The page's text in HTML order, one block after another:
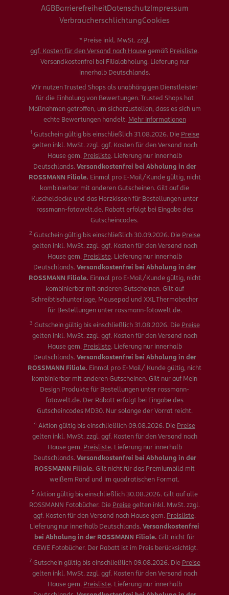
AGBBarrierefreiheitDatenschutzImpressum
VerbraucherschlichtungCookies
* Preise inkl. MwSt. zzgl.
ggf. Kosten für den Versand nach Hause gemäß Preisliste.
Versandkostenfrei bei Filialabholung. Lieferung nur
innerhalb Deutschlands.
Wir nutzen Trusted Shops als unabhängigen Dienstleister
für die Einholung von Bewertungen. Trusted Shops hat
Maßnahmen getroffen, um sicherzustellen, dass es sich um
echte Bewertungen handelt. Mehr Informationen
1 Gutschein gültig bis einschließlich 31.08.2026. Die Preise
gelten inkl. MwSt. zzgl. ggf. Kosten für den Versand nach
Hause gem. Preisliste. Lieferung nur innerhalb
Deutschlands. Versandkostenfrei bei Abholung in der
ROSSMANN Filiale. Einmal pro E-Mail/Kunde gültig, nicht
kombinierbar mit anderen Gutscheinen. Gilt auf die
Kuscheldecke und das Herzkissen für Bestellungen unter
rossmann-fotowelt.de. Rabatt erfolgt bei Eingabe des
Gutscheincodes.
2 Gutschein gültig bis einschließlich 30.09.2026. Die Preise
gelten inkl. MwSt. zzgl. ggf. Kosten für den Versand nach
Hause gem. Preisliste. Lieferung nur innerhalb
Deutschlands. Versandkostenfrei bei Abholung in der
ROSSMANN Filiale. Einmal pro E-Mail/Kunde gültig, nicht
kombinierbar mit anderen Gutscheinen. Gilt auf
Schreibtischunterlage, Mousepad und XXL Thermobecher
für Bestellungen unter rossmann-fotowelt.de.
3 Gutschein gültig bis einschließlich 31.08.2026. Die Preise
gelten inkl. MwSt. zzgl. ggf. Kosten für den Versand nach
Hause gem. Preisliste. Lieferung nur innerhalb
Deutschlands. Versandkostenfrei bei Abholung in der
ROSSMANN Filiale. Einmal pro E-Mail/ Kunde gültig, nicht
kombinierbar mit anderen Gutscheinen. Gilt nur auf Mein
Design Produkte für Bestellungen unter rossmann-
fotowelt.de. Der Rabatt erfolgt bei Eingabe des
Gutscheincodes MD30. Nur solange der Vorrat reicht.
4 Aktion gültig bis einschließlich 09.08.2026. Die Preise
gelten inkl. MwSt. zzgl. ggf. Kosten für den Versand nach
Hause gem. Preisliste. Lieferung nur innerhalb
Deutschlands. Versandkostenfrei bei Abholung in der
ROSSMANN Filiale. Gilt nicht für das Premiumbild mit
weißem Rand und im quadratischen Format.
5 Aktion gültig bis einschließlich 30.08.2026. Gilt auf alle
ROSSMANN Fotobücher. Die Preise gelten inkl. MwSt. zzgl.
ggf. Kosten für den Versand nach Hause gem. Preisliste.
Lieferung nur innerhalb Deutschlands. Versandkostenfrei
bei Abholung in der ROSSMANN Filiale. Gilt nicht für
CEWE Fotobücher. Der Rabatt ist im Preis berücksichtigt.
7 Gutschein gültig bis einschließlich 09.08.2026. Die Preise
gelten inkl. MwSt. zzgl. ggf. Kosten für den Versand nach
Hause gem. Preisliste. Lieferung nur innerhalb